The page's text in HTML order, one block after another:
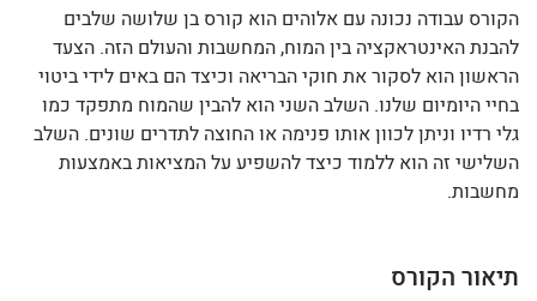
הקורס עבודה נכונה עם אלוהים הוא קורס בן שלושה שלבים
להבנת האינטראקציה בין המוח, המחשבות והעולם הזה. הצעד
הראשון הוא לסקור את חוקי הבריאה וכיצד הם באים לידי ביטוי
בחיי היומיום שלנו. השלב השני הוא להבין שהמוח מתפקד כמו
גלי רדיו וניתן לכוון אותו פנימה או החוצה לתדרים שונים. השלב
השלישי זה הוא ללמוד כיצד להשפיע על המציאות באמצעות
מחשבות.
תיאור הקורס